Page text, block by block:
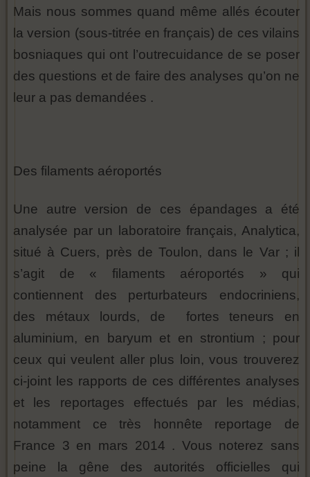
Mais nous sommes quand même allés écouter
la version (sous-titrée en français) de ces vilains
bosniaques qui ont l’outrecuidance de se poser
des questions et de faire des analyses qu’on ne
leur a pas demandées .
Des filaments aéroportés
Une autre version de ces épandages a été
analysée par un laboratoire français, Analytica,
situé à Cuers, près de Toulon, dans le Var ; il
s’agit de « filaments aéroportés » qui
contiennent des perturbateurs endocriniens,
des métaux lourds, de fortes teneurs en
aluminium, en baryum et en strontium ; pour
ceux qui veulent aller plus loin, vous trouverez
ci-joint les rapports de ces différentes analyses
et les reportages effectués par les médias,
notamment ce très honnête reportage de
France 3 en mars 2014 . Vous noterez sans
peine la gêne des autorités officielles qui